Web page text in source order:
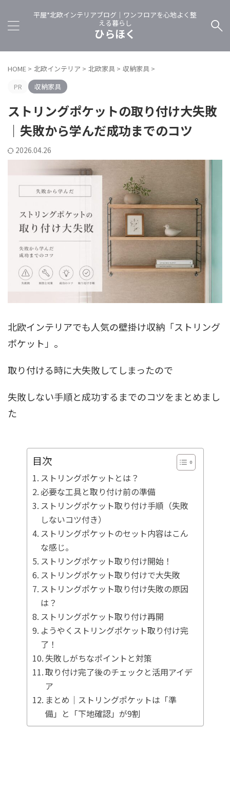
平屋*北欧インテリアブログ｜ワンフロアを心地よく整
える暮らし
ひらほく
HOME > 北欧インテリア > 北欧家具 > 収納家具 >
PR
収納家具
ストリングポケットの取り付け大失敗
｜失敗から学んだ成功までのコツ
2026.04.26
北欧インテリアでも人気の壁掛け収納 「ストリング
ポケット」。
取り付ける時に大失敗してしまったので
失敗しない手順と成功するまでのコツをまとめまし
た
目次
ストリングポケットとは？
必要な工具と取り付け前の準備
ストリングポケット取り付け手順（失敗
しないコツ付き）
ストリングポケットのセット内容はこん
な感じ。
ストリングポケット取り付け開始！
ストリングポケット取り付けで大失敗
ストリングポケット取り付け失敗の原因
は？
ストリングポケット取り付け再開
ようやくストリングポケット取り付け完
了！
失敗しがちなポイントと対策
取り付け完了後のチェックと活用アイデ
ア
まとめ｜ストリングポケットは「準
備」と「下地確認」が9割